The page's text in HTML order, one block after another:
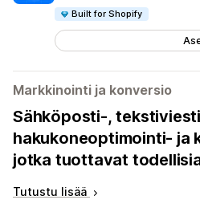
Built for Shopify
Markkinointi ja konversio
Sähköposti-,
hakukoneoptimointi- ja
jotka tuottavat
Tutustu lisää